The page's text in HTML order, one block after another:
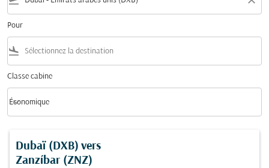
Pour
flight_land
Classe cabine
Classe cabine option Économique Selected
Économique
keyboard_arrow_down
Dubaï (DXB) vers
Zanzíbar (ZNZ)